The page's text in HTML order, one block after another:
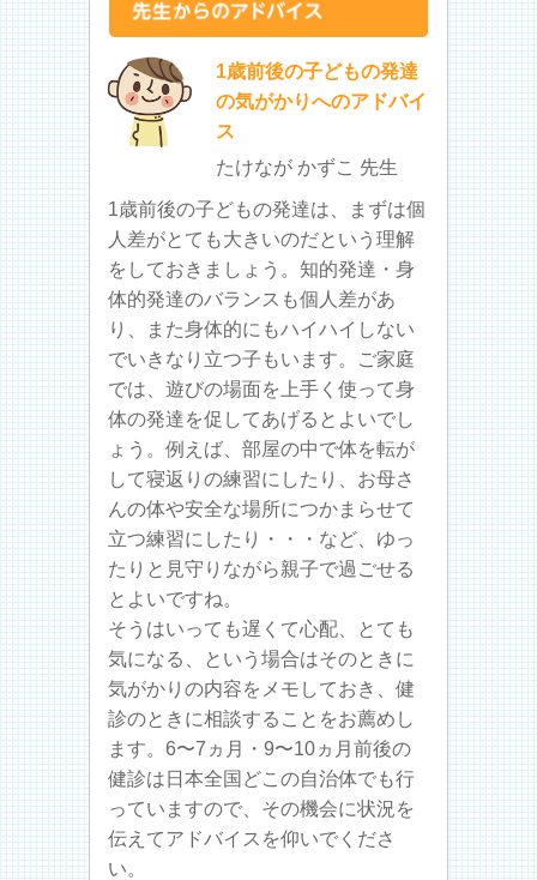
1歳前後の子どもの発達
の気がかりへのアドバイ
ス
たけなが かずこ 先生
1歳前後の子どもの発達は、まずは個
人差がとても大きいのだという理解
をしておきましょう。知的発達・身
体的発達のバランスも個人差があ
り、また身体的にもハイハイしない
でいきなり立つ子もいます。ご家庭
では、遊びの場面を上手く使って身
体の発達を促してあげるとよいでし
ょう。例えば、部屋の中で体を転が
して寝返りの練習にしたり、お母さ
んの体や安全な場所につかまらせて
立つ練習にしたり・・・など、ゆっ
たりと見守りながら親子で過ごせる
とよいですね。
そうはいっても遅くて心配、とても
気になる、という場合はそのときに
気がかりの内容をメモしておき、健
診のときに相談することをお薦めし
ます。6〜7ヵ月・9〜10ヵ月前後の
健診は日本全国どこの自治体でも行
っていますので、その機会に状況を
伝えてアドバイスを仰いでくださ
い。